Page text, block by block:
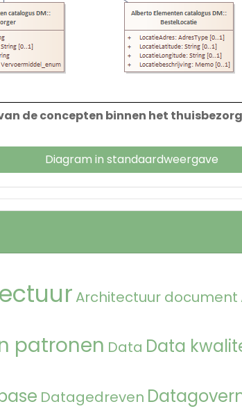
de concepten binnen het
Diagram in standaardweergave
Architectuur document
patronen Data Data
Datagedreven